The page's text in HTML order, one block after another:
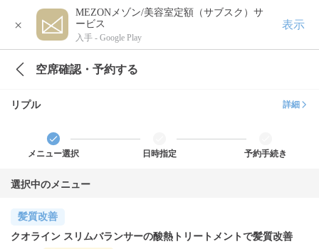
×
MEZONメゾン/美容室定額（サブスク）サ
ービス
入手 - Google Play
表示
空席確認・予約する
リプル 詳細
メニュー選択 日時指定 予約手続き
選択中のメニュー
髪質改善
クオライン スリムバランサーの酸熱トリートメントで髪質改善